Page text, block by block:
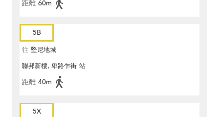
距離 60m
5B
往 堅尼地城
聯邦新樓, 卑路乍街 站
距離 40m
5X